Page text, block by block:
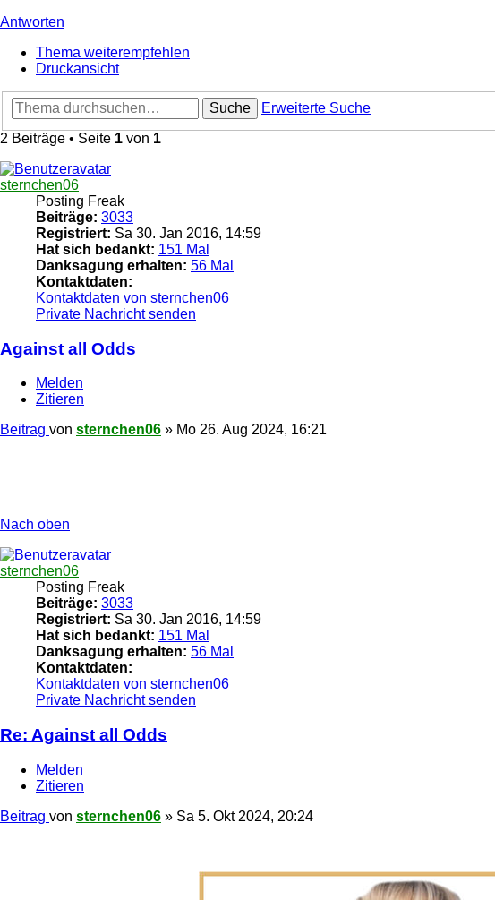
Antworten
Thema weiterempfehlen
Druckansicht
Suche
Erweiterte Suche
2 Beiträge • Seite 1 von 1
sternchen06
Posting Freak
Beiträge: 3033
Registriert: Sa 30. Jan 2016, 14:59
Hat sich bedankt: 151 Mal
Danksagung erhalten: 56 Mal
Kontaktdaten:
Kontaktdaten von sternchen06
Private Nachricht senden
Against all Odds
Melden
Zitieren
Beitrag von sternchen06 » Mo 26. Aug 2024, 16:21
Nach oben
sternchen06
Posting Freak
Beiträge: 3033
Registriert: Sa 30. Jan 2016, 14:59
Hat sich bedankt: 151 Mal
Danksagung erhalten: 56 Mal
Kontaktdaten:
Kontaktdaten von sternchen06
Private Nachricht senden
Re: Against all Odds
Melden
Zitieren
Beitrag von sternchen06 » Sa 5. Okt 2024, 20:24